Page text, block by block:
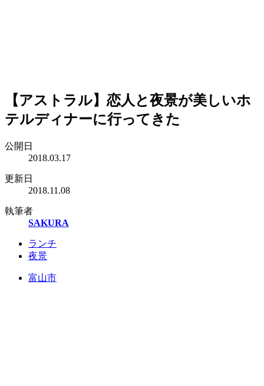
【アストラル】恋人と夜景が美しいホ
テルディナーに行ってきた
公開日
2018.03.17
更新日
2018.11.08
執筆者
SAKURA
ランチ
夜景
富山市